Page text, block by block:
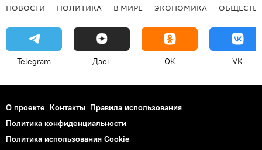
НОВОСТИ ПОЛИТИКА В МИРЕ ЭКОНОМИКА
Telegram Дзен OK VK
О проекте Контакты Правила использования
Политика конфиденциальности
Политика использования Cookie